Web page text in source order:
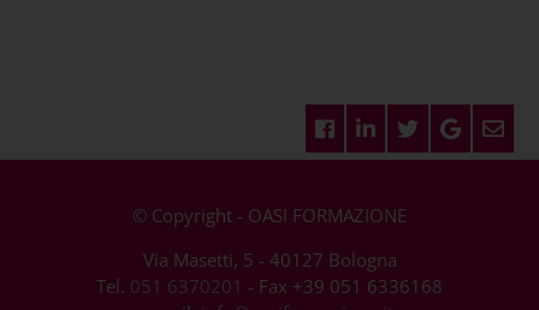
© Copyright - OASI FORMAZIONE
Via Masetti, 5 - 40127 Bologna
Tel. 051 6370201 - Fax +39 051 6336168